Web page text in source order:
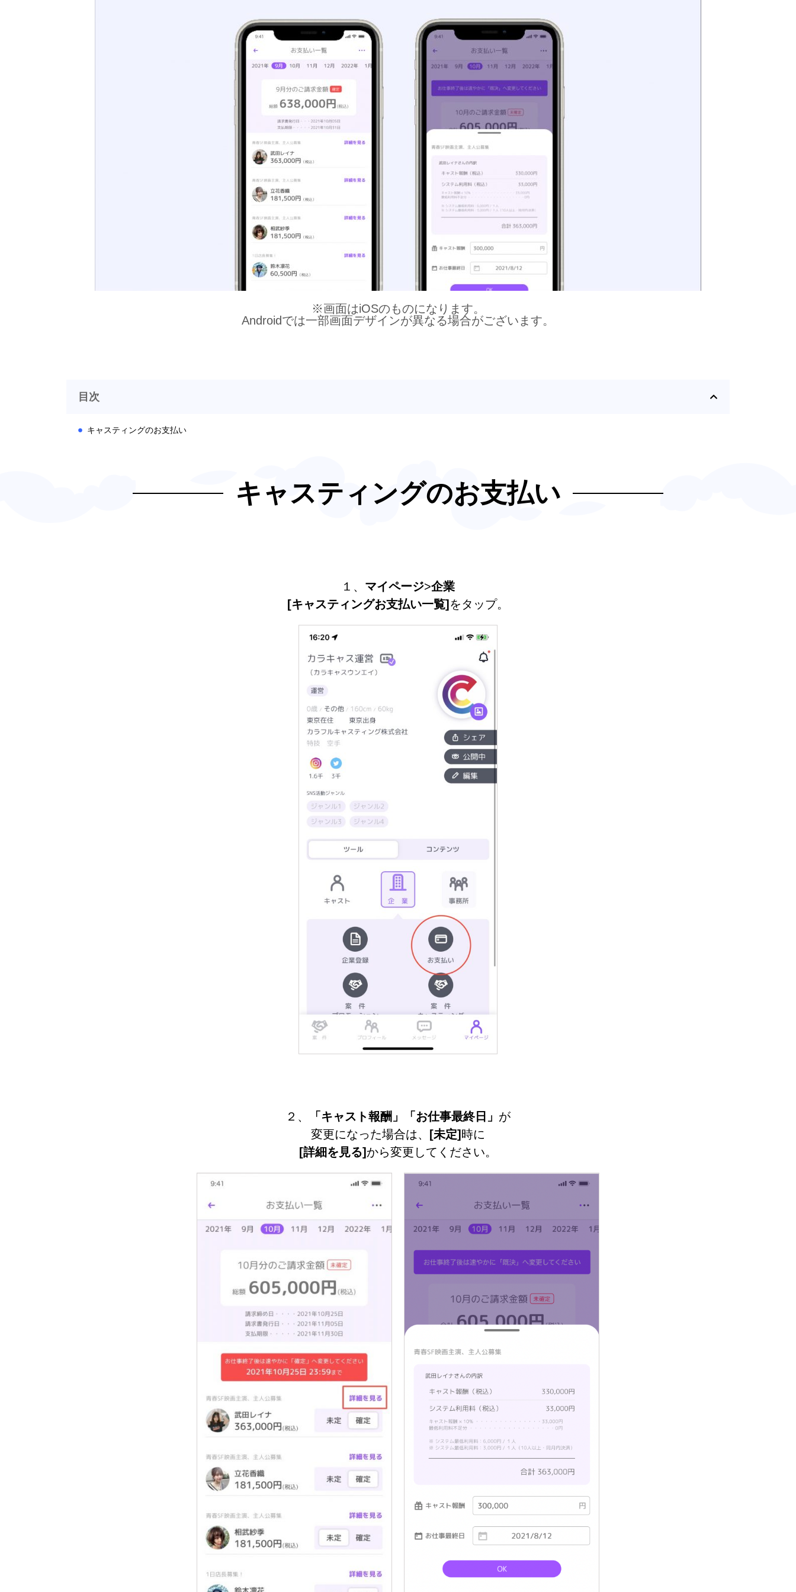
※画面はiOSのものになります。
Androidでは一部画面デザインが異なる場合がございます。
目次
キャスティングのお支払い
キャスティングのお支払い
１、 マイページ>企業
[キャスティングお支払い一覧] をタップ。
２、 「キャスト報酬」「お仕事最終日」 が
変更になった場合は、
[未定] 時に
[詳細を見る] から変更してください。